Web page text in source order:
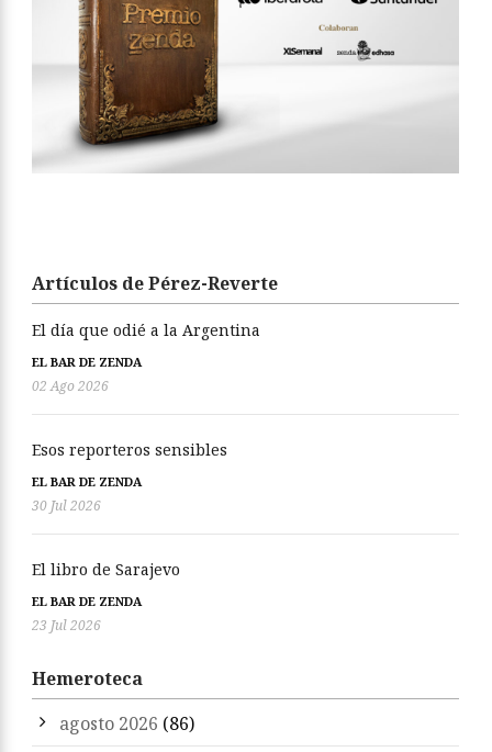
Artículos de Pérez-Reverte
El día que odié a la Argentina
EL BAR DE ZENDA
02 Ago 2026
Esos reporteros sensibles
EL BAR DE ZENDA
30 Jul 2026
El libro de Sarajevo
EL BAR DE ZENDA
23 Jul 2026
Hemeroteca
agosto 2026 (86)